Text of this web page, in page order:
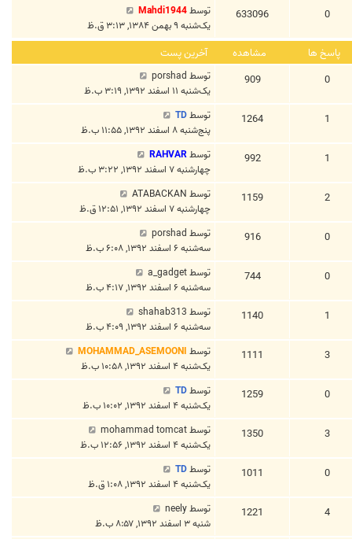
0
633096 توسطMahdi1944
یک‌شنبه ۹ بهمن ۱۳۸۴, ۳:۱۳ ق.ظ
پاسخ ها مشاهده
آخرین پست
0
909 توسط porshad
یک‌شنبه ۱۱ اسفند ۱۳۹۲, ۳:۱۹ ب.ظ
1
1264 توسطTD
پنج‌شنبه ۸ اسفند ۱۳۹۲, ۱۱:۵۵ ب.ظ
1
992 توسطRAHVAR
چهارشنبه ۷ اسفند ۱۳۹۲, ۳:۲۲ ب.ظ
2
1159 توسط ATABACKAN
چهارشنبه ۷ اسفند ۱۳۹۲, ۱۲:۵۱ ق.ظ
0
916 توسط porshad
سه‌شنبه ۶ اسفند ۱۳۹۲, ۶:۰۸ ب.ظ
0
744 توسطa_gadget
سه‌شنبه ۶ اسفند ۱۳۹۲, ۴:۱۷ ب.ظ
1
1140 توسط shahab313
سه‌شنبه ۶ اسفند ۱۳۹۲, ۴:۰۹ ب.ظ
3
1111 توسط MOHAMMAD_ASEMOONI
یک‌شنبه ۴ اسفند ۱۳۹۲, ۱۰:۵۸ ب.ظ
0
1259 توسطTD
یک‌شنبه ۴ اسفند ۱۳۹۲, ۱۰:۰۲ ب.ظ
3
1350 توسطmohammad tomcat
یک‌شنبه ۴ اسفند ۱۳۹۲, ۱۲:۵۶ ب.ظ
0
1011 توسطTD
یک‌شنبه ۴ اسفند ۱۳۹۲, ۱:۰۸ ق.ظ
4
1221 توسطneely
شنبه ۳ اسفند ۱۳۹۲, ۸:۵۷ ب.ظ